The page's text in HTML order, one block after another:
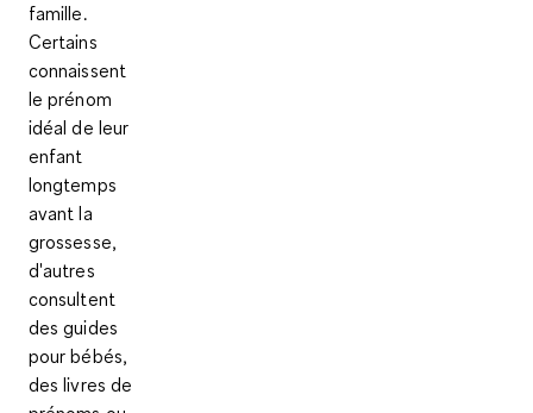
famille.
Certains
connaissent
le prénom
idéal de leur
enfant
longtemps
avant la
grossesse,
d'autres
consultent
des guides
pour bébés,
des livres de